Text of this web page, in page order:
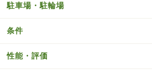
駐車場・駐輪場
条件
性能・評価